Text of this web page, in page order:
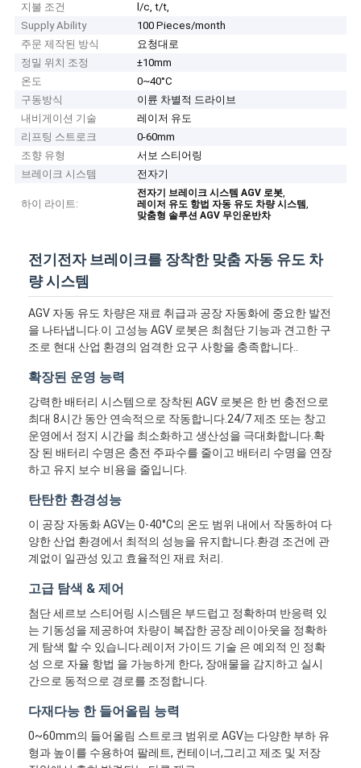
지불 조건
l/c, t/t,
Supply Ability
100 Pieces/month
주문 제작된 방식
요청대로
정밀 위치 조정
±10mm
온도
0~40°C
구동방식
이륜 차별적 드라이브
내비게이션 기술
레이저 유도
리프팅 스트로크
0-60mm
조향 유형
서보 스티어링
브레이크 시스템
전자기
하이 라이트:
전자기 브레이크 시스템 AGV 로봇,
레이저 유도 항법 자동 유도 차량 시스템,
맞춤형 솔루션 AGV 무인운반차
전기전자 브레이크를 장착한 맞춤 자동 유도 차
량 시스템
AGV 자동 유도 차량은 재료 취급과 공장 자동화에 중요한 발전
을 나타냅니다.이 고성능 AGV 로봇은 최첨단 기능과 견고한 구
조로 현대 산업 환경의 엄격한 요구 사항을 충족합니다..
확장된 운영 능력
강력한 배터리 시스템으로 장착된 AGV 로봇은 한 번 충전으로
최대 8시간 동안 연속적으로 작동합니다.24/7 제조 또는 창고
운영에서 정지 시간을 최소화하고 생산성을 극대화합니다.확
장 된 배터리 수명은 충전 주파수를 줄이고 배터리 수명을 연장
하고 유지 보수 비용을 줄입니다.
탄탄한 환경성능
이 공장 자동화 AGV는 0-40°C의 온도 범위 내에서 작동하여 다
양한 산업 환경에서 최적의 성능을 유지합니다.환경 조건에 관
계없이 일관성 있고 효율적인 재료 처리.
고급 탐색 & 제어
첨단 세르보 스티어링 시스템은 부드럽고 정확하며 반응력 있
는 기동성을 제공하여 차량이 복잡한 공장 레이아웃을 정확하
게 탐색 할 수 있습니다.레이저 가이드 기술 은 예외적 인 정확
성 으로 자율 항법 을 가능하게 한다, 장애물을 감지하고 실시
간으로 동적으로 경로를 조정합니다.
다재다능 한 들어올림 능력
0~60mm의 들어올림 스트로크 범위로 AGV는 다양한 부하 유
형과 높이를 수용하여 팔레트, 컨테이너,그리고 제조 및 저장